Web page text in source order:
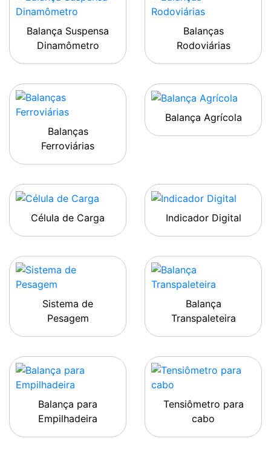
Balança Suspensa
Dinamômetro
Balanças
Rodoviárias
Balanças
Ferroviárias
Balança Agrícola
Célula de Carga Indicador Digital
Sistema de
Pesagem
Balança
Transpaleteira
Balança para
Empilhadeira
Tensiômetro para
cabo